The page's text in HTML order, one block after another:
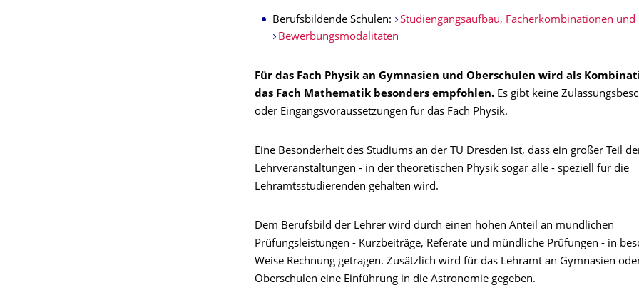
Berufsbildende Schulen: Studiengangsaufbau, Fächerkombinationen und
Bewerbungsmodalitäten
Für das Fach Physik an Gymnasien und Oberschulen wird als
das Fach Mathematik besonders empfohlen. Es gibt keine
oder Eingangsvoraussetzungen für das Fach Physik.
Eine Besonderheit des Studiums an der TU Dresden ist, dass ein großer Teil
Lehrveranstaltungen - in der theoretischen Physik sogar alle - speziell für die
Lehramtsstudierenden gehalten wird.
Dem Berufsbild der Lehrer wird durch einen hohen Anteil an mündlichen
Prüfungsleistungen - Kurzbeiträge, Referate und mündliche Prüfungen - in
Weise Rechnung getragen. Zusätzlich wird für das Lehramt an Gymnasien
Oberschulen eine Einführung in die Astronomie gegeben.